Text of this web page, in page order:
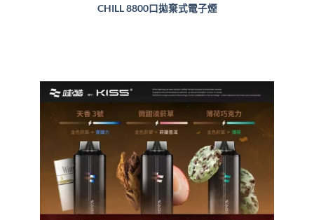
CHILL 8800口拋棄式電子煙